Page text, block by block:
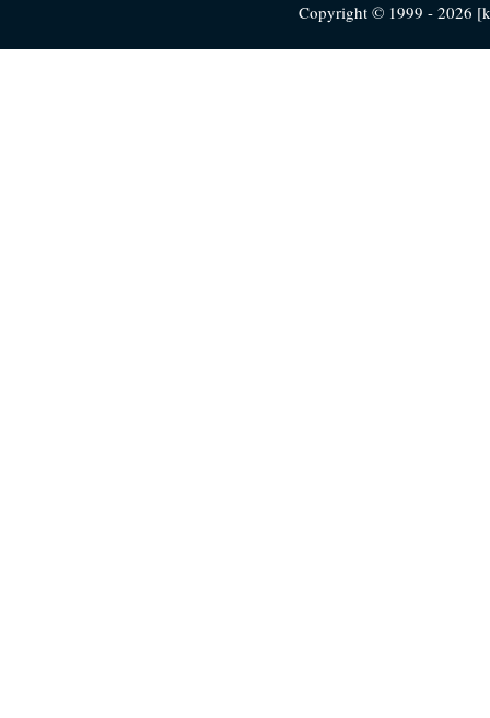
Copyright © 1999 - 2026